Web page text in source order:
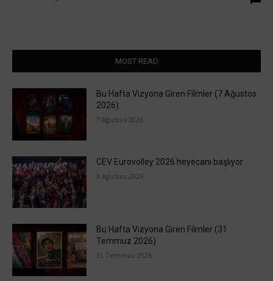
MOST READ
Bu Hafta Vizyona Giren Filmler (7 Ağustos
2026)
7 Ağustos 2026
CEV Eurovolley 2026 heyecanı başlıyor
3 Ağustos 2026
Bu Hafta Vizyona Giren Filmler (31
Temmuz 2026)
31 Temmuz 2026